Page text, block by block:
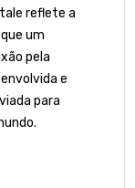
reflete a
um
pela
e
para